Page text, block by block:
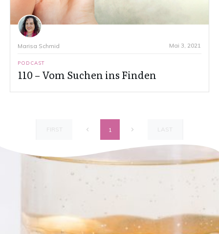
Marisa Schmid Mai 3, 2021
PODCAST
110 – Vom Suchen ins Finden
FIRST 1 LAST